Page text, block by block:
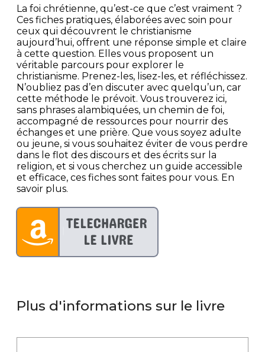
La foi chrétienne, qu’est-ce que c’est vraiment ?
Ces fiches pratiques, élaborées avec soin pour
ceux qui découvrent le christianisme
aujourd’hui, offrent une réponse simple et claire
à cette question. Elles vous proposent un
véritable parcours pour explorer le
christianisme. Prenez-les, lisez-les, et réfléchissez.
N’oubliez pas d’en discuter avec quelqu’un, car
cette méthode le prévoit. Vous trouverez ici,
sans phrases alambiquées, un chemin de foi,
accompagné de ressources pour nourrir des
échanges et une prière. Que vous soyez adulte
ou jeune, si vous souhaitez éviter de vous perdre
dans le flot des discours et des écrits sur la
religion, et si vous cherchez un guide accessible
et efficace, ces fiches sont faites pour vous. En
savoir plus.
Plus d'informations sur le livre